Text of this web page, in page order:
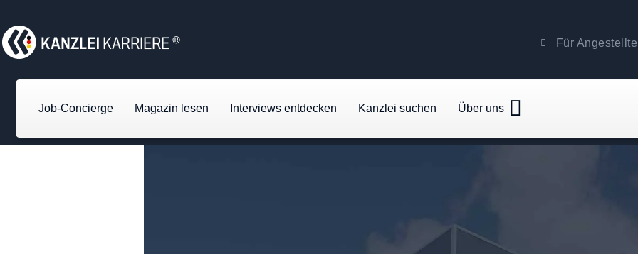
Für Angestellte
Job-Concierge Magazin lesen Interviews entdecken Kanzlei suchen Über uns